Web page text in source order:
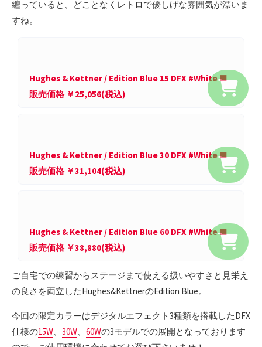
纏っていると、どことなくレトロで優しげな雰囲気が漂いま
すね。
Hughes & Kettner / Edition Blue 15 DFX #White ■
販売価格 ￥25,056(税込)
Hughes & Kettner / Edition Blue 30 DFX #White ■
販売価格 ￥31,104(税込)
Hughes & Kettner / Edition Blue 60 DFX #White ■
販売価格 ￥38,880(税込)
ご自宅での練習からステージまで使える扱いやすさと見栄え
の良さを両立したHughes&KettnerのEdition Blue。
今回の限定カラーはデジタルエフェクト3種類を搭載したDFX
仕様の15W、 30W、 60Wの3モデルでの展開となっております